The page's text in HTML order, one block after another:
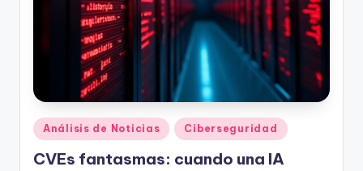
Publicado
en
Análisis de Noticias Ciberseguridad
CVEs fantasmas: cuando una IA